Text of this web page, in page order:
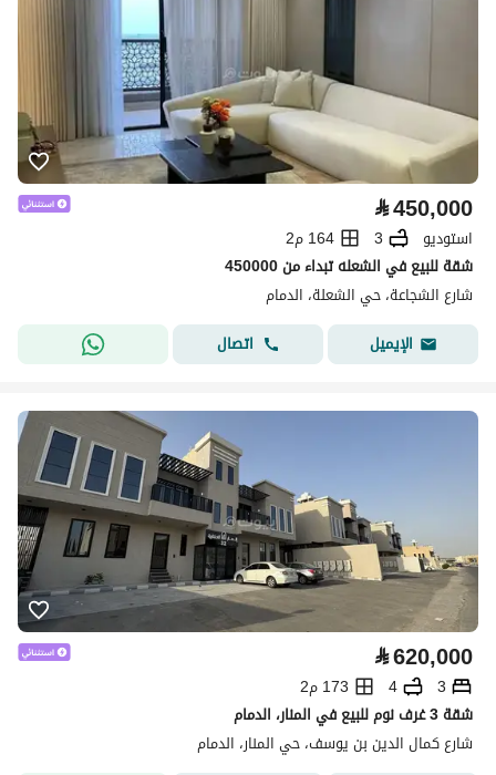
⃁450,000
استوديو 3
164 م2
شقة للبيع في الشعله تبداء من 450000
شارع الشجاعة، حي الشعلة، الدمام
الإيميل
اتصال
⃁620,000
3
4
173 م2
شقة 3 غرف نوم للبيع في المنار، الدمام
شارع كمال الدين بن يوسف، حي المنار، الدمام